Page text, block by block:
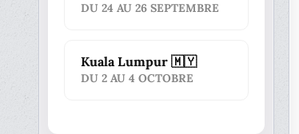
DU 24 AU 26 SEPTEMBRE
Kuala Lumpur 🇲🇾
DU 2 AU 4 OCTOBRE